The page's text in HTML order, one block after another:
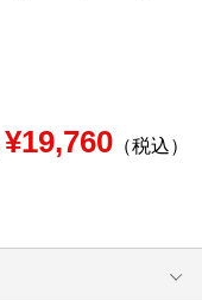
¥19,760（税込）